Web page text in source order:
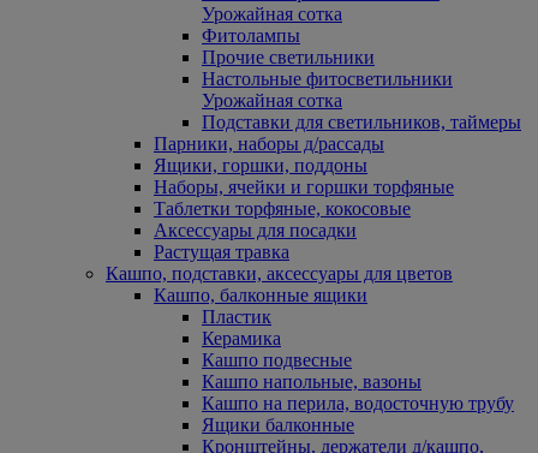
Урожайная сотка
Фитолампы
Прочие светильники
Настольные фитосветильники
Урожайная сотка
Подставки для светильников, таймеры
Парники, наборы д/рассады
Ящики, горшки, поддоны
Наборы, ячейки и горшки торфяные
Таблетки торфяные, кокосовые
Аксессуары для посадки
Растущая травка
Кашпо, подставки, аксессуары для цветов
Кашпо, балконные ящики
Пластик
Керамика
Кашпо подвесные
Кашпо напольные, вазоны
Кашпо на перила, водосточную трубу
Ящики балконные
Кронштейны, держатели д/кашпо,